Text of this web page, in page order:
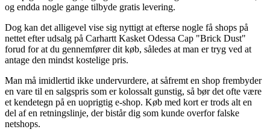
og endda nogle gange tilbyde gratis levering.
Dog kan det alligevel vise sig nyttigt at efterse nogle få shops på
nettet efter udsalg på Carhartt Kasket Odessa Cap "Brick Dust"
forud for at du gennemfører dit køb, således at man er tryg ved at
antage den mindst kostelige pris.
Man må imidlertid ikke undervurdere, at såfremt en shop frembyder
en vare til en salgspris som er kolossalt gunstig, så bør det ofte være
et kendetegn på en uoprigtig e-shop. Køb med kort er trods alt en
del af en retningslinje, der bistår dig som kunde overfor falske
netshops.